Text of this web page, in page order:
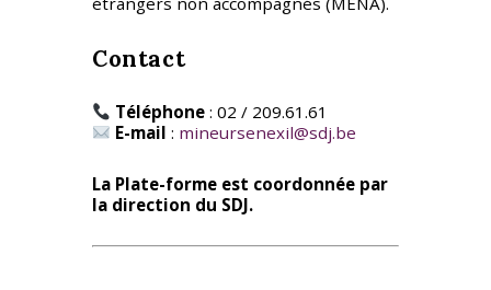
Contact
Téléphone : 02 / 209.61.61
E-mail : mineursenexil@sdj.be
La Plate-forme est coordonnée par
la direction du SDJ.